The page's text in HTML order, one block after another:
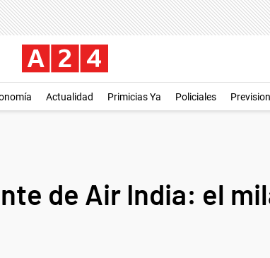
Actualidad Primicias Ya Policiales
de Air India: el